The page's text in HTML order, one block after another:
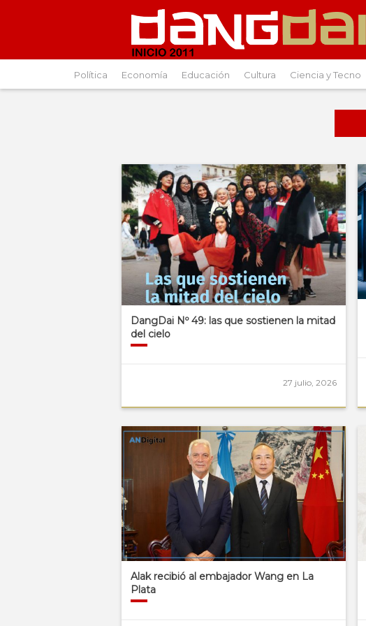
Política Economía Educación Cultura Ciencia y Tecno
DangDai Nº 49: las que sostienen la mitad
del cielo
27 julio, 2026
Alak recibió al embajador Wang en La
Plata